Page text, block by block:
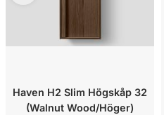
Haven H2 Slim Högskåp 32
(Walnut Wood/Höger)